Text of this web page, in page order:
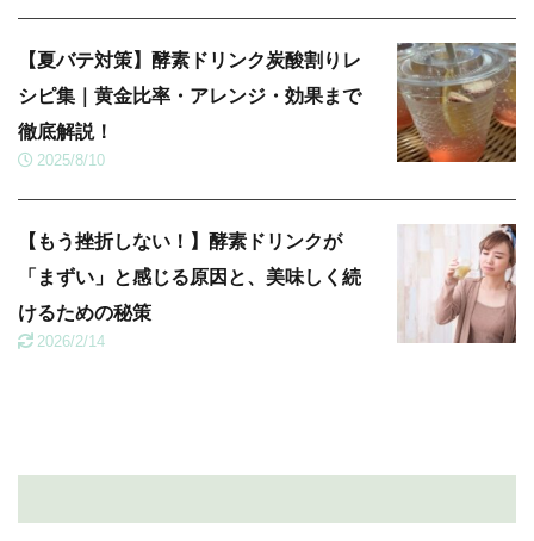
【夏バテ対策】酵素ドリンク炭酸割りレ
シピ集｜黄金比率・アレンジ・効果まで
徹底解説！
2025/8/10
【もう挫折しない！】酵素ドリンクが
「まずい」と感じる原因と、美味しく続
けるための秘策
2026/2/14